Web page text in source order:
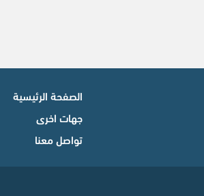
الصفحة الرئيسية
جهات اخرى
تواصل معنا